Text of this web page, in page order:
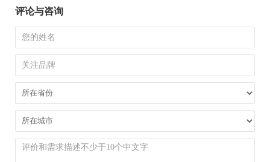
评论与咨询